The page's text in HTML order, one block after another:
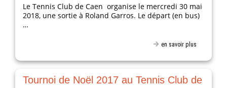
Le Tennis Club de Caen organise le mercredi 30 mai
2018, une sortie à Roland Garros. Le départ (en bus)
…
en savoir plus
Tournoi de Noël 2017 au Tennis Club de